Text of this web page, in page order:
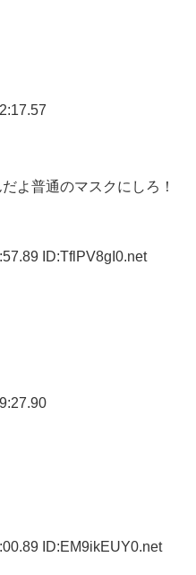
よ普通のマスクにしろ！
ID:TflPV8gI0.net
ID:EM9ikEUY0.net